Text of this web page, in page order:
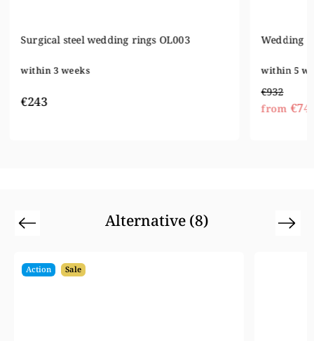
Wedding rings OE-8491 - white-red gold
within 5 weeks
from
Surgical
within 3
€185
Alternative (8)
Previous Next